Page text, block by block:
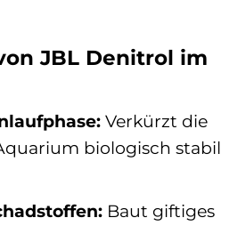
JBL Denitrol im
Verkürzt die
biologisch stabil
Baut giftiges